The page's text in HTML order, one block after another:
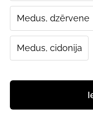
Medus, dzērvene
Medus, cidonija